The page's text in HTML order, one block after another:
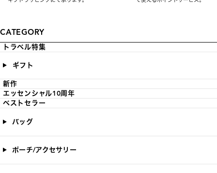
CATEGORY
トラベル特集
ギフト
新作
エッセンシャル10周年
ベストセラー
バッグ
ポーチ/アクセサリー